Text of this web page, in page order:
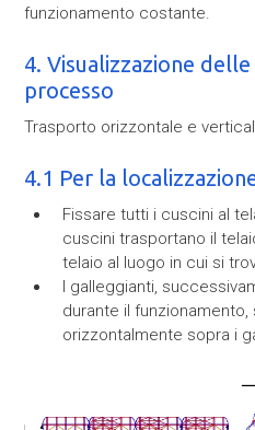
funzionamento costante.
4. Visualizzazione
processo
Trasporto orizzontale e
4.1 Per la
Fissare tutti i cuscini al
cuscini trasportano il
telaio al luogo in cui si
I galleggianti,
durante il
orizzontalmente sopra i